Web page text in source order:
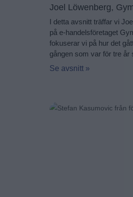
Joel Löwenberg,
I detta avsnitt träffar vi
på e-handelsföretaget
fokuserar vi på hur det
gången som var för tre år
Se avsnitt »